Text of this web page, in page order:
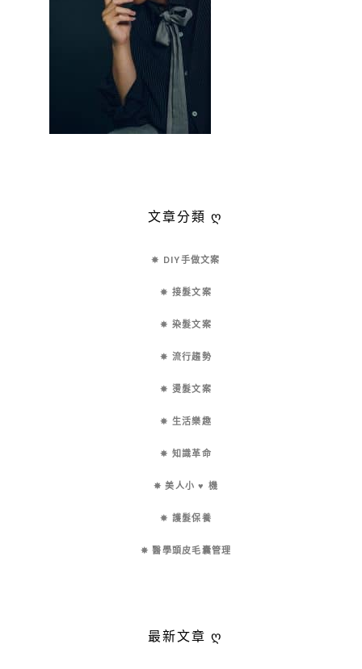
文章分類 ღ
✵ DIY手做文案
✵ 接髮文案
✵ 染髮文案
✵ 流行趨勢
✵ 燙髮文案
✵ 生活樂趣
✵ 知識革命
✵ 美人小 ♥ 機
✵ 護髮保養
✵ 醫學頭皮毛囊管理
最新文章 ღ